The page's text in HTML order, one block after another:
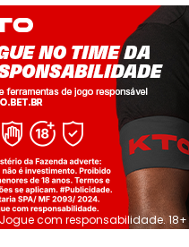
Jogue com responsabilidade. 18+